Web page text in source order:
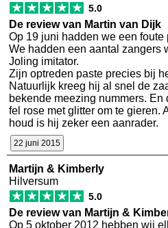
★ ★ ★ ★ ★ 5.0
De review van Martin van Dijk
Op 19 juni hadden we een foute
We hadden een aantal zangers
Joling imitator.
Zijn optreden paste precies bij
Natuurlijk kreeg hij al snel de
bekende meezing nummers. En
fel rose met glitter om te gieren.
houd is hij zeker een aanrader.
22 juni 2015
Martijn & Kimberly
Hilversum
★ ★ ★ ★ ★ 5.0
De review van Martijn &
Op 5 oktober 2012 hebben wij